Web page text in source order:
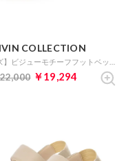
COLLECTION
￥19,294